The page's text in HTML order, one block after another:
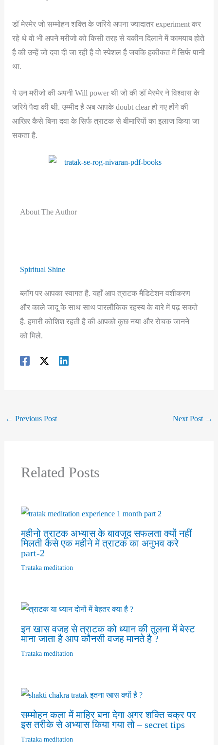
डॉ मेस्मेर जो सम्मोहन शक्ति के जरिये अपना ज्यादातर experiment कर
रहे थे वो भी अपने मरीजो को किसी तरह से यकीन दिलाने में कामयाब होते
है की उन्हें जो दवा दी जा रही है वो स्पेशल है जबकि हकीकत में सिर्फ पानी
था.
ये उन मरीजो की अपनी Will power थी जो की डॉ मेस्मेर ने विश्वास के
जरिये पैदा की थी. उम्मीद है अब आपके doubt clear हो गए होंगे की
आखिर कैसे बिना दवा के सिर्फ त्राटक से बीमारियों का इलाज किया जा
सकता है.
About The Author
Spiritual Shine
ब्लॉग पर आपका स्वागत है. यहाँ आप त्राटक मैडिटेशन वशीकरण
और काले जादू के साथ साथ पारलौकिक रहस्य के बारे में पढ़ सकते
है. हमारी कोशिश रहती है की आपको कुछ नया और रोचक जानने
को मिले.
← Previous Post Next Post →
Related Posts
महीनो त्राटक अभ्यास के बावजूद सफलता क्यों नहीं
मिलती कैसे एक महीने में त्राटक का अनुभव करे
part-2
Trataka meditation
इन खास वजह से त्राटक को ध्यान की तुलना में बेस्ट
माना जाता है आप कौनसी वजह मानते है ?
Trataka meditation
सम्मोहन कला में माहिर बना देगा अगर शक्ति चक्र पर
इस तरीके से अभ्यास किया गया तो – secret tips
Trataka meditation